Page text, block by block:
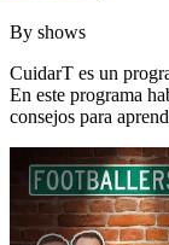
By shows
CuidarT es un
En este programa
consejos para